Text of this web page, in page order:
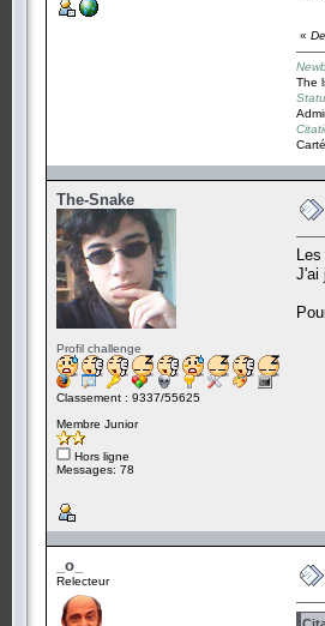
«
The
The-Snake
Profil challenge
Classement : 9337/55625
Membre Junior
Hors ligne
Messages: 78
J'ai
_o_
Relecteur